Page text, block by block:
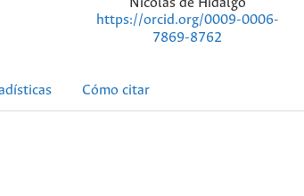
Nicolás de Hidalgo
https://orcid.org/0009-0006-
7869-8762
Cómo citar